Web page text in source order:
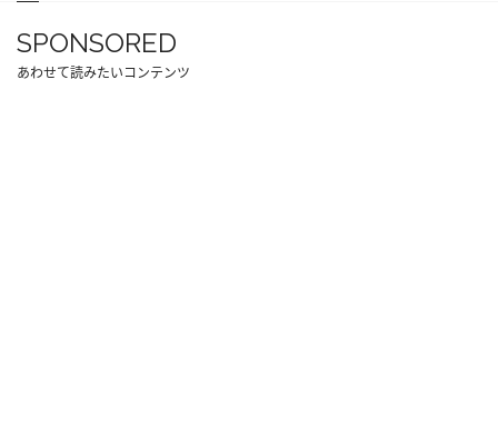
SPONSORED
あわせて読みたいコンテンツ